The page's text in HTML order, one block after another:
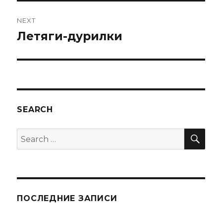
NEXT
Next
Летяги-дурилки
SEARCH
Search
for:
ПОСЛЕДНИЕ ЗАПИСИ